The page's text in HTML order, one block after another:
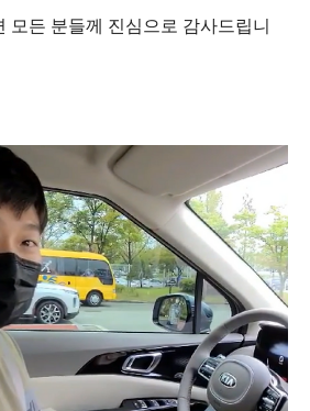
모든 분들께 진심으로 감사드립니